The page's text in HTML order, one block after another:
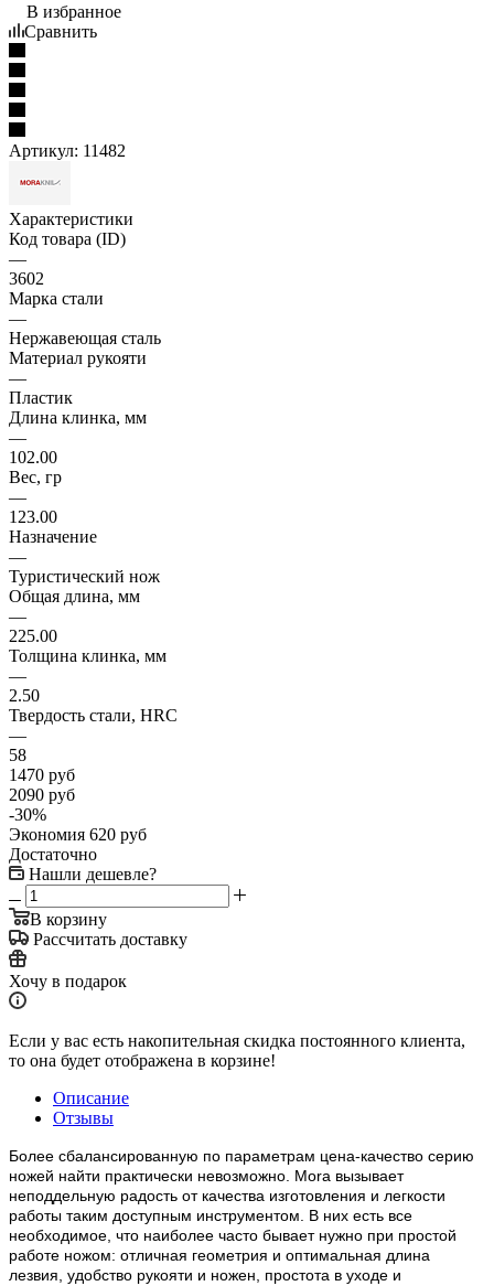
В избранное
Сравнить
Артикул: 11482
Характеристики
Код товара (ID)
—
3602
Марка стали
—
Нержавеющая сталь
Материал рукояти
—
Пластик
Длина клинка, мм
—
102.00
Вес, гр
—
123.00
Назначение
—
Туристический нож
Общая длина, мм
—
225.00
Толщина клинка, мм
—
2.50
Твердость стали, HRC
—
58
1470 руб
2090 руб
-30%
Экономия 620 руб
Достаточно
Нашли дешевле?
В корзину
Рассчитать доставку
Хочу в подарок
Если у вас есть накопительная скидка постоянного клиента,
то она будет отображена в корзине!
Описание
Отзывы
Более сбалансированную по параметрам цена-качество серию
ножей найти практически невозможно. Mora вызывает
неподдельную радость от качества изготовления и легкости
работы таким доступным инструментом. В них есть все
необходимое, что наиболее часто бывает нужно при простой
работе ножом: отличная геометрия и оптимальная длина
лезвия, удобство рукояти и ножен, простота в уходе и